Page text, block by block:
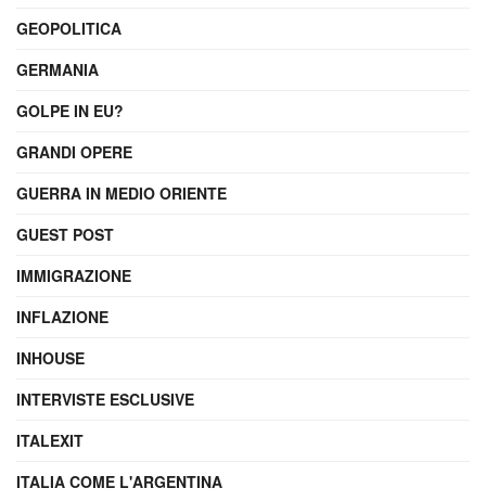
GEOPOLITICA
GERMANIA
GOLPE IN EU?
GRANDI OPERE
GUERRA IN MEDIO ORIENTE
GUEST POST
IMMIGRAZIONE
INFLAZIONE
INHOUSE
INTERVISTE ESCLUSIVE
ITALEXIT
ITALIA COME L'ARGENTINA